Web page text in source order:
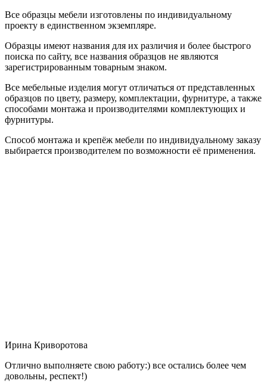
Все образцы мебели изготовлены по индивидуальному
проекту в единственном экземпляре.
Образцы имеют названия для их различия и более быстрого
поиска по сайту, все названия образцов не являются
зарегистрированным товарным знаком.
Все мебельные изделия могут отличаться от представленных
образцов по цвету, размеру, комплектации, фурнитуре, а также
способами монтажа и производителями комплектующих и
фурнитуры.
Способ монтажа и крепёж мебели по индивидуальному заказу
выбирается производителем по возможности её применения.
Ирина Криворотова
Отлично выполняете свою работу:) все остались более чем
довольны, респект!)